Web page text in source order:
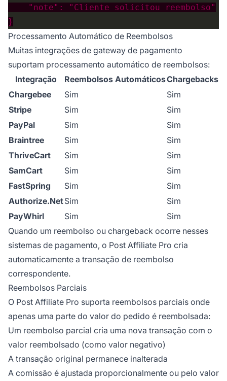
Processamento Automático de Reembolsos
Muitas integrações de gateway de pagamento
suportam processamento automático de reembolsos:
Integração
Reembolsos AutomáticosChargebacks
Chargebee
Sim
Sim
Stripe
Sim
Sim
PayPal
Sim
Sim
Braintree
Sim
Sim
ThriveCart
Sim
Sim
SamCart
Sim
Sim
FastSpring
Sim
Sim
Authorize.NetSim
Sim
PayWhirl
Sim
Sim
Quando um reembolso ou chargeback ocorre nesses
sistemas de pagamento, o Post Affiliate Pro cria
automaticamente a transação de reembolso
correspondente.
Reembolsos Parciais
O Post Affiliate Pro suporta reembolsos parciais onde
apenas uma parte do valor do pedido é reembolsada:
Um reembolso parcial cria uma nova transação com o
valor reembolsado (como valor negativo)
A transação original permanece inalterada
A comissão é ajustada proporcionalmente ou pelo valor